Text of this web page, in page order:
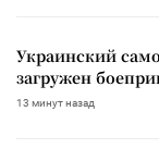
Украинский
загружен
13 минут назад